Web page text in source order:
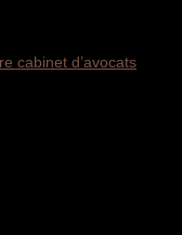
cabinet d’avocats